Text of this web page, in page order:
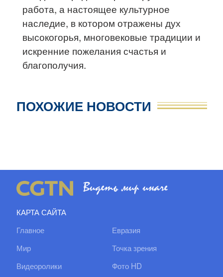
работа, а настоящее культурное
наследие, в котором отражены дух
высокогорья, многовековые традиции и
искренние пожелания счастья и
благополучия.
ПОХОЖИЕ НОВОСТИ
КАРТА САЙТА
Главное
Евразия
Мир
Точка зрения
Видеоролики
Фото HD